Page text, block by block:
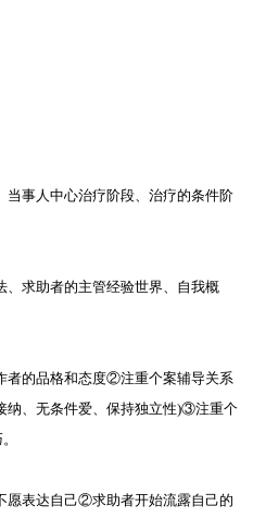
事人中心治疗阶段、治疗的条件阶
求助者的主管经验世界、自我概
的品格和态度②注重个案辅导关系
纳、无条件爱、保持独立性)③注重个
表达自己②求助者开始流露自己的